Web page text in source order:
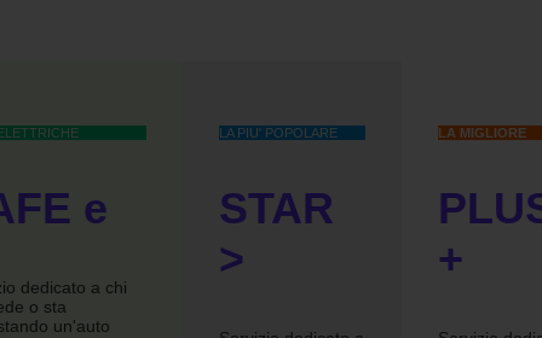
e
dedicato a chi
o sta
un'auto
LA PIU' POPOLARE
STAR
>
LA MIGLIORE
+